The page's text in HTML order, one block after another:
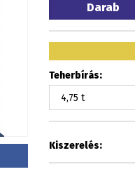
Darab
Teherbírás:
Kiszerelés: